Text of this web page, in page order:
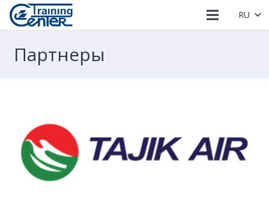
RU
Партнеры